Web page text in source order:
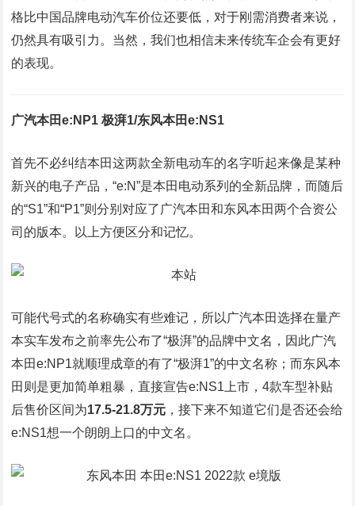
格比中国品牌电动汽车价位还要低，对于刚需消费者来说，
仍然具有吸引力。当然，我们也相信未来传统车企会有更好
的表现。
广汽本田e:NP1 极湃1/东风本田e:NS1
首先不必纠结本田这两款全新电动车的名字听起来像是某种
新兴的电子产品，“e:N”是本田电动系列的全新品牌，而随后
的“S1”和“P1”则分别对应了广汽本田和东风本田两个合资公
司的版本。以上方便区分和记忆。
可能代号式的名称确实有些难记，所以广汽本田选择在量产
本实车发布之前率先公布了“极湃”的品牌中文名，因此广汽
本田e:NP1就顺理成章的有了“极湃1”的中文名称；而东风本
田则是更加简单粗暴，直接宣告e:NS1上市，4款车型补贴
后售价区间为17.5-21.8万元 ，接下来不知道它们是否还会给
e:NS1想一个朗朗上口的中文名。